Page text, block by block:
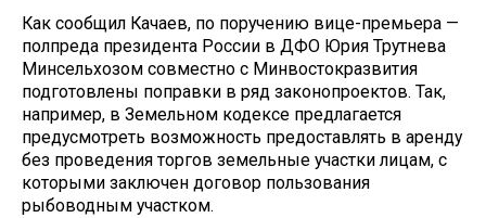
Как сообщил Качаев, по поручению вице-премьера —
полпреда президента России в ДФО Юрия Трутнева
Минсельхозом совместно с Минвостокразвития
подготовлены поправки в ряд законопроектов. Так,
например, в Земельном кодексе предлагается
предусмотреть возможность предоставлять в аренду
без проведения торгов земельные участки лицам, с
которыми заключен договор пользования
рыбоводным участком.